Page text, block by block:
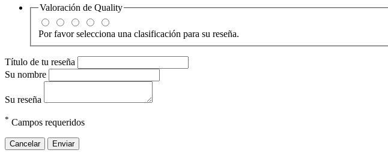
Valoración de Quality
Por favor selecciona una clasificación para su reseña.
Título de tu reseña
Su nombre
Su reseña
* Campos requeridos
Cancelar Enviar